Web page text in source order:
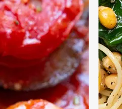
LUNCHE DO PRACY